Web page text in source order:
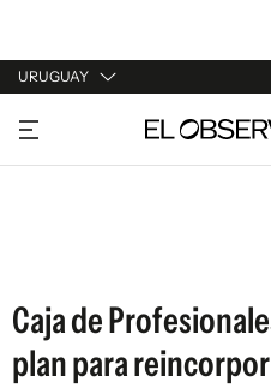
URUGUAY
URUGUAY
ARGENTINA
Caja de
plan para